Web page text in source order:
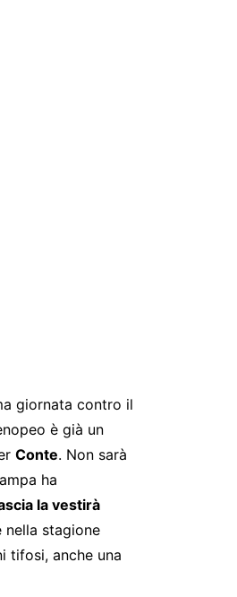
giornata contro il
è già un
Conte. Non sarà
ha
la vestirà
nella stagione
tifosi, anche una